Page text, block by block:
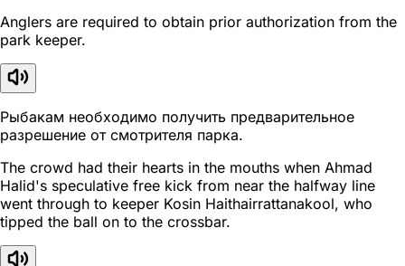
Anglers are required to obtain prior authorization from the
park keeper.
Рыбакам необходимо получить предварительное
разрешение от смотрителя парка.
The crowd had their hearts in the mouths when Ahmad
Halid's speculative free kick from near the halfway line
went through to keeper Kosin Haithairrattanakool, who
tipped the ball on to the crossbar.